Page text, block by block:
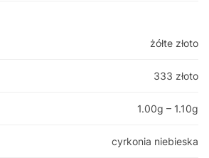
żółte złoto
333 złoto
1.00g – 1.10g
cyrkonia niebieska